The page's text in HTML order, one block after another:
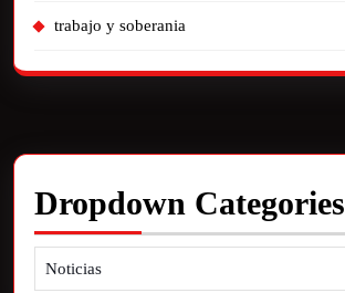
trabajo y soberania
Dropdown Categories